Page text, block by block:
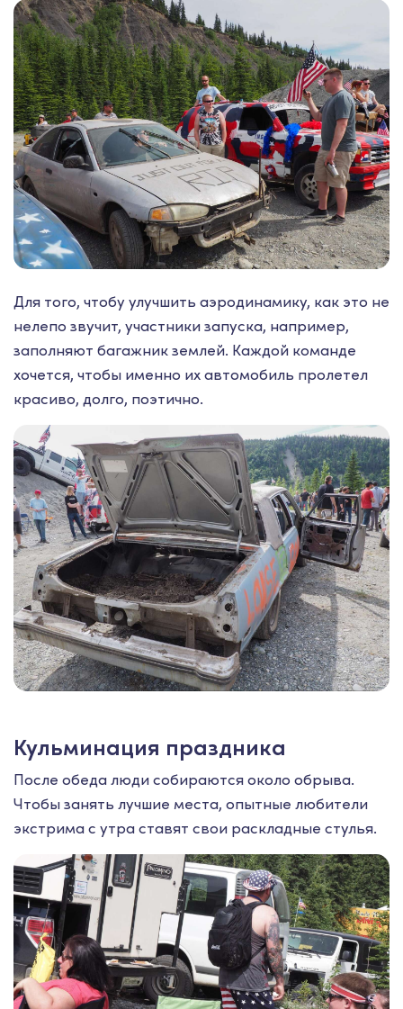
Для того, чтобу улучшить аэродинамику, как это не
нелепо звучит, участники запуска, например,
заполняют багажник землей. Каждой команде
хочется, чтобы именно их автомобиль пролетел
красиво, долго, поэтично.
Кульминация праздника
После обеда люди собираются около обрыва.
Чтобы занять лучшие места, опытные любители
экстрима с утра ставят свои раскладные стулья.